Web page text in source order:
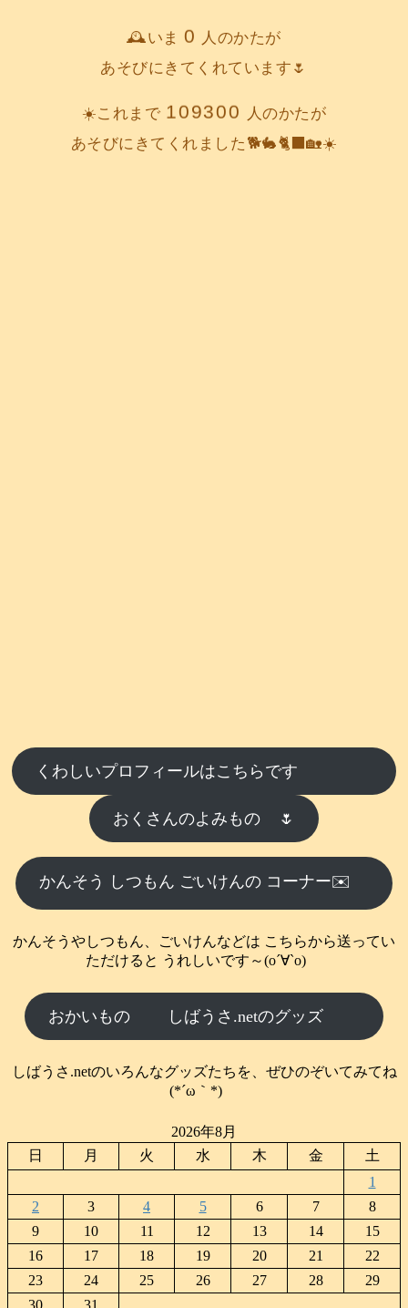
🕰️いま0 人のかたが
あそびにきてくれています🌷
☀️これまで 109300
人のかたが
あそびにきてくれました🐕️🐇🐈‍⬛🏡☀️
くわしいプロフィールはこちらです
おくさんのよみもの 🌷
かんそう しつもん ごいけんの コーナー✉️
かんそうやしつもん、ごいけんなどは こちらから送ってい
ただけると うれしいです～(о´∀`о)
おかいもの しばうさ.netのグッズ
しばうさ.netのいろんなグッズたちを、ぜひのぞいてみてね
(*´ω｀*)
2026年8月
日
月 火 水 木 金
土
1
2
3 4 5 6 7
8
9
10 11 12 13 14
15
16
17 18 19 20 21
22
23
24 25 26 27 28
29